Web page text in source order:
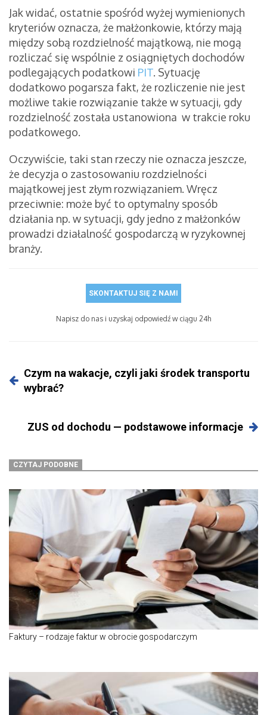
Jak widać, ostatnie spośród wyżej wymienionych
kryteriów oznacza, że małżonkowie, którzy mają
między sobą rozdzielność majątkową, nie mogą
rozliczać się wspólnie z osiągniętych dochodów
podlegających podatkowi PIT. Sytuację
dodatkowo pogarsza fakt, że rozliczenie nie jest
możliwe takie rozwiązanie także w sytuacji, gdy
rozdzielność została ustanowiona w trakcie roku
podatkowego.
Oczywiście, taki stan rzeczy nie oznacza jeszcze,
że decyzja o zastosowaniu rozdzielności
majątkowej jest złym rozwiązaniem. Wręcz
przeciwnie: może być to optymalny sposób
działania np. w sytuacji, gdy jedno z małżonków
prowadzi działalność gospodarczą w ryzykownej
branży.
SKONTAKTUJ SIĘ Z NAMI
Napisz do nas i uzyskaj odpowiedź w ciągu 24h
Czym na wakacje, czyli jaki środek transportu
wybrać?
ZUS od dochodu — podstawowe informacje
CZYTAJ PODOBNE
Faktury – rodzaje faktur w obrocie gospodarczym